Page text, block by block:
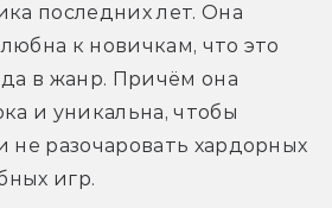
последних лет. Она
к новичкам, что это
в жанр. Причём она
и уникальна, чтобы
не разочаровать хардорных
игр.